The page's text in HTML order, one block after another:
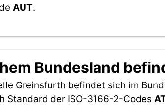
AUT.
Bundesland
Greinsfurth befindet sich im
Standard der ISO-3166-2-Codes